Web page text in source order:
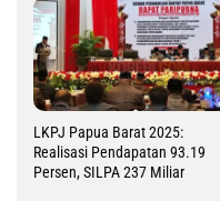
LKPJ Papua Barat 2025:
Realisasi Pendapatan 93.19
Persen, SILPA 237 Miliar